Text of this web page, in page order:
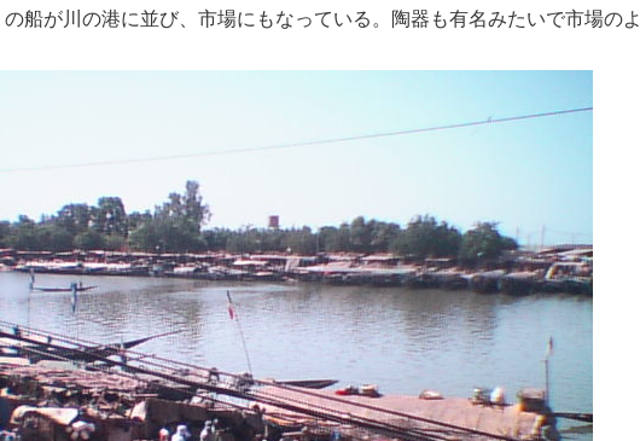
船が川の港に並び、市場にもなっている。陶器も有名みたいで市場のよ